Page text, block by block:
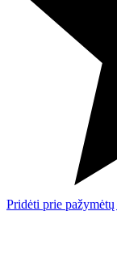
Pridėti prie pažymėtų